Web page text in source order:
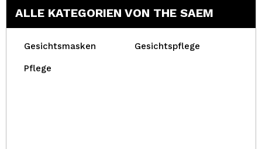
ALLE KATEGORIEN VON THE SAEM
Gesichtsmasken Gesichtspflege
Pflege